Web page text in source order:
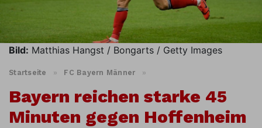
Bild: Matthias Hangst / Bongarts / Getty Images
Startseite » FC Bayern Männer »
Bayern reichen starke 45
Minuten gegen Hoffenheim